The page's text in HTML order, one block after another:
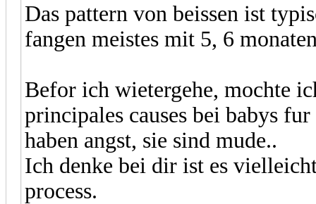
Das pattern von beissen ist
fangen meistes mit 5, 6
Befor ich wietergehe, mochte
principales causes bei babys
haben angst, sie sind mude..
Ich denke bei dir ist es
process.